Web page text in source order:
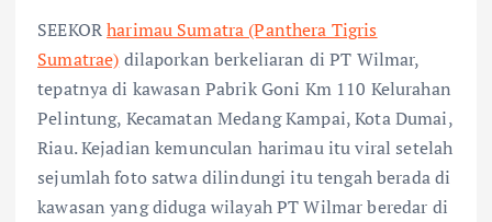
SEEKORharimau Sumatra (Panthera Tigris
Sumatrae) dilaporkan berkeliaran di PT Wilmar,
tepatnya di kawasan Pabrik Goni Km 110 Kelurahan
Pelintung, Kecamatan Medang Kampai, Kota Dumai,
Riau. Kejadian kemunculan harimau itu viral setelah
sejumlah foto satwa dilindungi itu tengah berada di
kawasan yang diduga wilayah PT Wilmar beredar di